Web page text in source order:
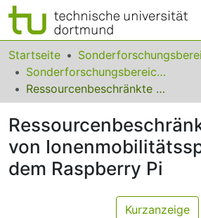
Bereiche & Sammlungen
Das gesamte Repositorium
Leitlinien
Zurück zur Startseite
Startseite
Sonderforschungsbereich (SFB) 876
Ressourcenbeschränkte Analyse von Ionenmobilitätsspektren mit dem Raspberry Pi
von
dem Raspberry Pi
Kurzanzeige